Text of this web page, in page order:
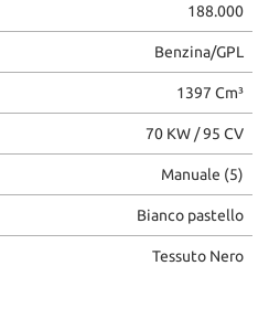
188.000
Benzina/GPL
1397 Cm³
70 KW / 95 CV
Manuale (5)
Bianco pastello
Tessuto Nero